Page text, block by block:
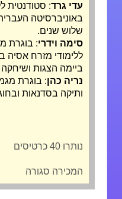
עדי גרד: סטודנטית
באוניברסיטה העברית.
שלוש שנים.
סימה וידרי: בוגרת מגמת
ללימודי מזרח אסיה
ביימה הצגות ושיחקה בהן.
נריה כהן: בוגרת מגמת
ותיקה בסדנאות ובחוגים
המכירה סגורה